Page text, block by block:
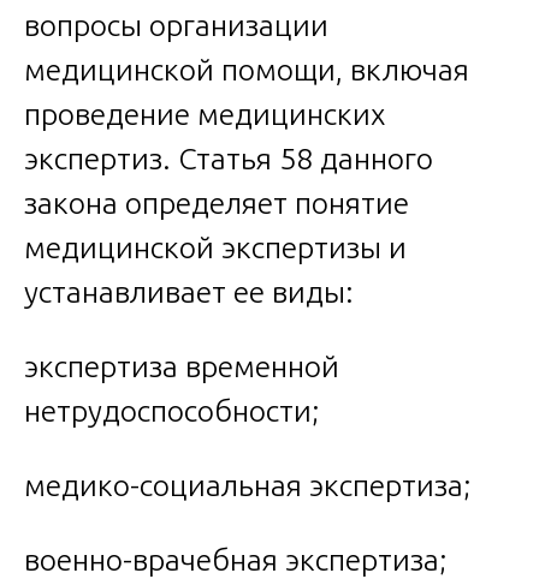
вопросы организации
медицинской помощи, включая
проведение медицинских
экспертиз. Статья 58 данного
закона определяет понятие
медицинской экспертизы и
устанавливает ее виды:
экспертиза временной
нетрудоспособности;
медико-социальная экспертиза;
военно-врачебная экспертиза;